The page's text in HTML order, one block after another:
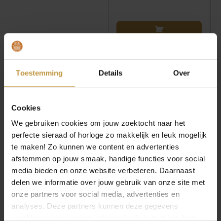
Toestemming Details Over
Cookies
We gebruiken cookies om jouw zoektocht naar het
perfecte sieraad of horloge zo makkelijk en leuk mogelijk
te maken! Zo kunnen we content en advertenties
afstemmen op jouw smaak, handige functies voor social
media bieden en onze website verbeteren. Daarnaast
delen we informatie over jouw gebruik van onze site met
onze partners voor social media, advertenties en
analyses. Deze partners kunnen deze gegevens
Zinzi horloges staan voor stijlvolle elegantie met een
moderne, vrouwelijke uitstraling. De designs combineren
tijdloze klasse met trendy details, waardoor elk horloge
moeiteloos aansluit bij jouw persoonlijke look. Met
aandacht voor kwaliteit, draagcomfort en betaalbaarheid
biedt Zinzi een veelzijdige collectie die perfect is voor elke
dag én elke gelegenheid. Een horloge dat mode,
functionaliteit en plezier samenbrengt – precies zoals
Zinzi bedoeld is.